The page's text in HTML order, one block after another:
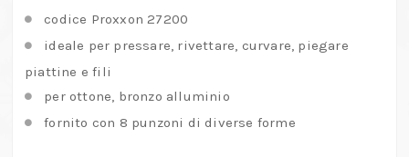
codice Proxxon 27200
ideale per pressare, rivettare, curvare, piegare
piattine e fili
per ottone, bronzo alluminio
fornito con 8 punzoni di diverse forme